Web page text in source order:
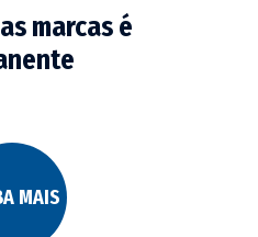
marcas é
MAIS